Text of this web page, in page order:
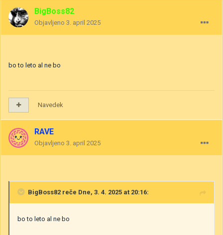
BigBoss82
Objavljeno 3. april 2025
bo to leto al ne bo
Navedek
RAVE
Objavljeno 3. april 2025
BigBoss82 reče Dne, 3. 4. 2025 at 20:16:
bo to leto al ne bo